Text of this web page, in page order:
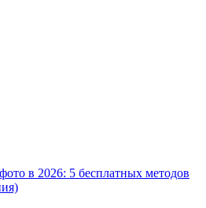
в 2026: 5 бесплатных методов